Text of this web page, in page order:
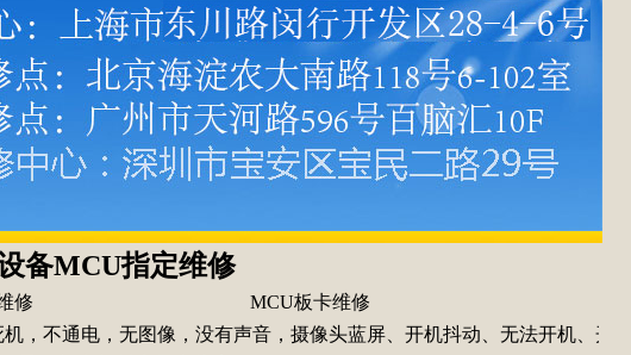
设备MCU指定维修
修
MCU板卡维修
，无图像，没有声音，摄像头蓝屏、开机抖动、无法开机、开机没有信